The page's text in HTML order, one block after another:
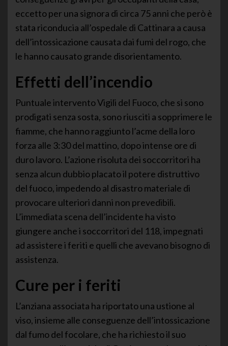
eccetto per una signora di circa 75 anni che però è
stata riconducia all’ospedale di Cattinara a causa
dell’intossicazione causata dai fumi del rogo, che
le hanno causato grande disorientamento.
Effetti dell’incendio
Puntuale intervento Vigili del Fuoco, che si sono
prodigati senza sosta, sono riusciti a sopprimere le
fiamme, che hanno raggiunto l’acme della loro
forza alle 3:30 del mattino, dopo intense ore di
duro lavoro. L’azione risoluta dei soccorritori ha
senza alcun dubbio placato il potere distruttivo
del fuoco, impedendo al disastro materiale di
provocare ulteriori danni non prevedibili.
L’immediata scena dell’incidente ha visto
giungere anche i soccorritori del 118, impegnati
ad assistere i feriti e quelli che avevano bisogno di
assistenza.
Cure per i feriti
L’anziana associata ha riportato una ustione al
viso, insieme alle conseguenze dell’intossicazione
dal fumo del focolare, che ha richiesto il suo